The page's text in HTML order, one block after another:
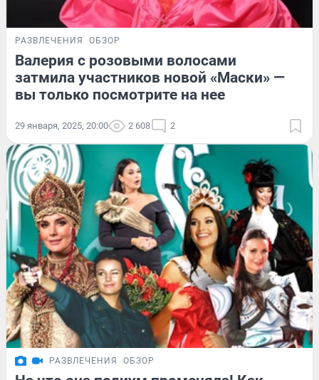
РАЗВЛЕЧЕНИЯ ОБЗОР
Валерия с розовыми волосами
затмила участников новой «Маски» —
вы только посмотрите на нее
29 января, 2025, 20:00 2 608 2
РАЗВЛЕЧЕНИЯ ОБЗОР